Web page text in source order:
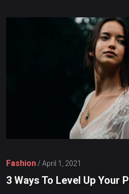
Fashion / April 1, 2021
3 Ways To Level Up Your